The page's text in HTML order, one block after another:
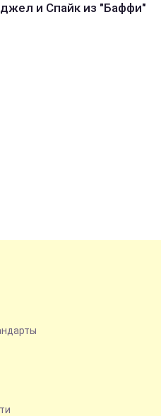
и Спайк из "Баффи"